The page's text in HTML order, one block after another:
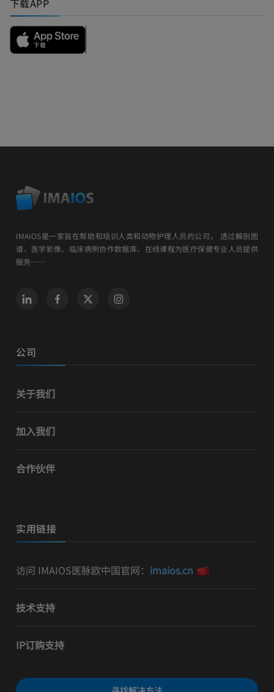
IMAIOS是一家旨在帮助和培训人类和动物护理人员的公司。 透过解剖图
谱、医学影像、临床病例协作数据库、在线课程为医疗保健专业人员提供
服务……
公司
关于我们
加入我们
合作伙伴
实用链接
访问 IMAIOS医脉欧中国官网： imaios.cn
技术支持
IP订购支持